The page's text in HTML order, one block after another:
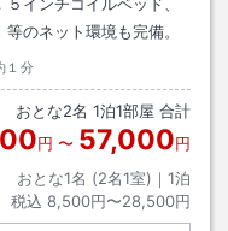
のネット環境も完備。
１分
おとな2名 1泊1部屋 合計
円 〜 57,000円
おとな1名 (2名1室)｜ 1泊
税込 8,500円〜28,500円